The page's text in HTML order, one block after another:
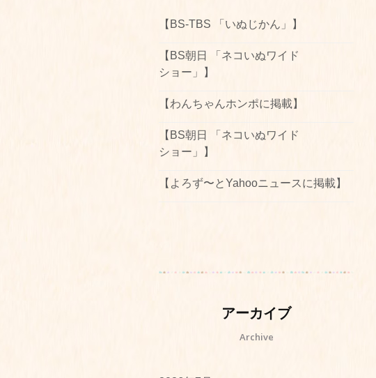
【BS-TBS 「いぬじかん」】
【BS朝日 「ネコいぬワイド
ショー」】
【わんちゃんホンポに掲載】
【BS朝日 「ネコいぬワイド
ショー」】
【よろず〜とYahooニュースに掲載】
アーカイブ
Archive